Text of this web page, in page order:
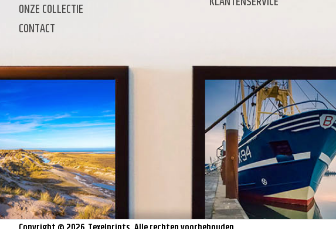
ONZE COLLECTIE
CONTACT